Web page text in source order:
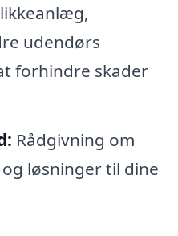
udendørs
forhindre skader
Rådgivning om
løsninger til dine